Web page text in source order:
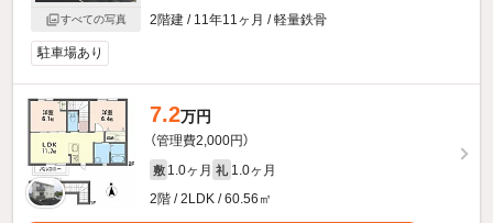
すべての写真
2階建 / 11年11ヶ月 / 軽量鉄骨
駐車場あり
7.2万円
（管理費2,000円）
敷 1.0ヶ月 礼 1.0ヶ月
2階 / 2LDK / 60.56㎡